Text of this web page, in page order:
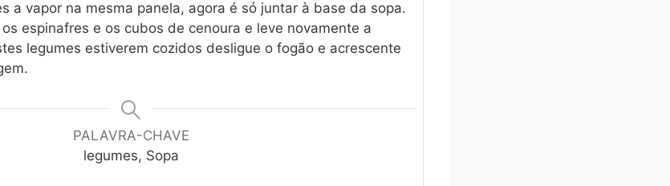
a vapor na mesma panela, agora é só juntar à base da sopa.
espinafres e os cubos de cenoura e leve novamente a
legumes estiverem cozidos desligue o fogão e acrescente
PALAVRA-CHAVE
legumes, Sopa